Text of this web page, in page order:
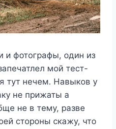
и фотографы, один из
мой тест-
тут нечем. Навыков у
не прижаты а
не в тему, разве
стороны скажу, что